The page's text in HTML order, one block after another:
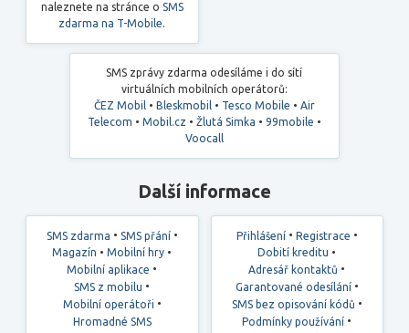
naleznete na stránce o SMS
zdarma na T-Mobile.
SMS zprávy zdarma odesíláme i do sítí
virtuálních mobilních operátorů:
ČEZ Mobil• Bleskmobil• Tesco Mobile • Air
Telecom • Mobil.cz • Žlutá Simka • 99mobile •
Voocall
Další informace
SMS zdarma • SMS přání•
Magazín •Mobilní hry •
Mobilní aplikace •
SMS z mobilu •
Mobilní operátoři •
Hromadné SMS
Přihlášení• Registrace •
Dobití kreditu •
Adresář kontaktů •
Garantované odesílání•
SMS bez opisování kódů •
Podmínky používání •